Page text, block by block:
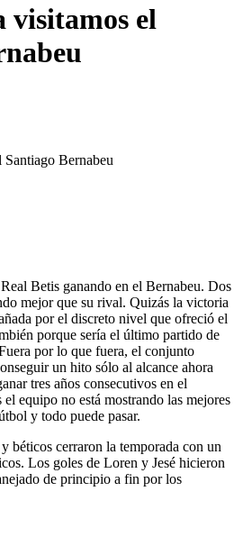
visitamos el
Betis ganando en el Bernabeu. Dos
mejor que su rival. Quizás la victoria
por el discreto nivel que ofreció el
porque sería el último partido de
por lo que fuera, el conjunto
un hito sólo al alcance ahora
tres años consecutivos en el
equipo no está mostrando las mejores
y todo puede pasar.
béticos cerraron la temporada con un
Los goles de Loren y Jesé hicieron
de principio a fin por los